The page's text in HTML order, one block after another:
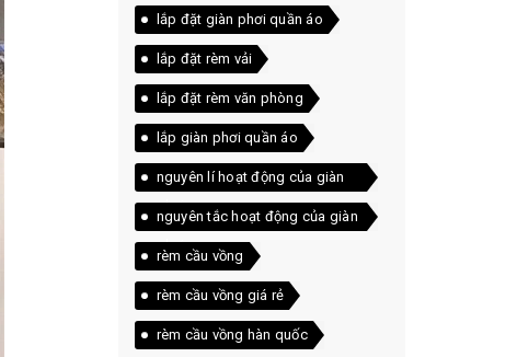
lắp đặt giàn phơi quần áo
lắp đặt rèm vải
lắp đặt rèm văn phòng
lắp giàn phơi quần áo
nguyên lí hoạt động của giàn
phơi
nguyên tắc hoạt động của giàn
phơi
rèm cầu vồng
rèm cầu vồng giá rẻ
rèm cầu vồng hàn quốc